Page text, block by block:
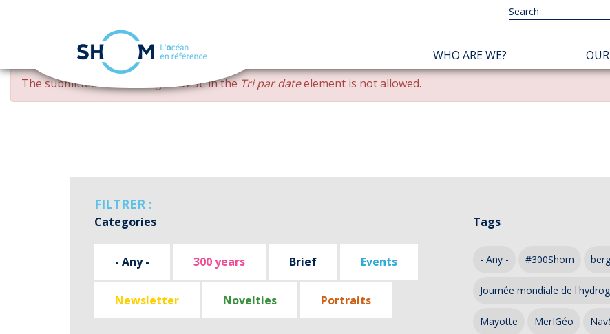
Skip
main
NAVIGATION
PRINCIPALE
WHO ARE WE?
ERROR
MESSAGE
The submitted value changed DESCin theTri par dateelement is not allowed.
FILTRER :
Categories
- Any - 300 years Brief Events
Newsletter Novelties Portraits
Tags
- Any - #300Shom
Journée mondiale de
Mayotte MerIGéo